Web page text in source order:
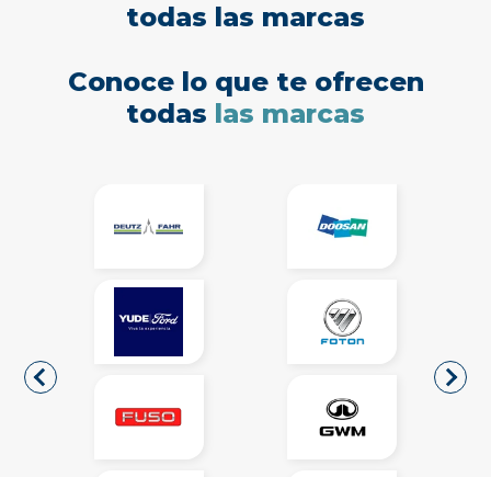
todas las marcas
Conoce lo que te ofrecen
todas las marcas